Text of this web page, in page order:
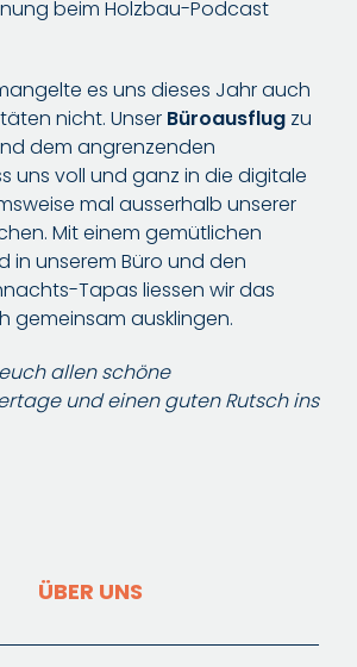
beim Holzbau-Podcast
es uns dieses Jahr auch
nicht. Unser Büroausflug zu
dem angrenzenden
uns voll und ganz in die digitale
mal ausserhalb unserer
Mit einem gemütlichen
in unserem Büro und den
Tapas liessen wir das
gemeinsam ausklingen.
allen schöne
und einen guten Rutsch ins
ÜBER UNS